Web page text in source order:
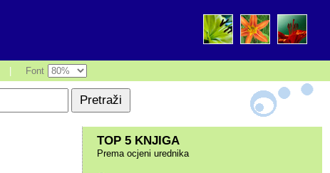
Font
TOP 5 KNJIGA
Prema ocjeni urednika